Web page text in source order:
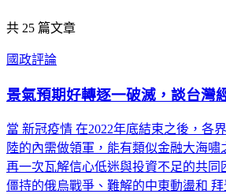
共 25 篇文章
國政評論
景氣預期好轉逐一破滅，談台灣
當 新冠疫情 在2022年底結束之後，各
陸的內需做領軍，能有類似金融大海嘯
再一次瓦解信心低迷與投資不足的共同
僵持的俄烏戰爭、難解的中東動盪和 拜